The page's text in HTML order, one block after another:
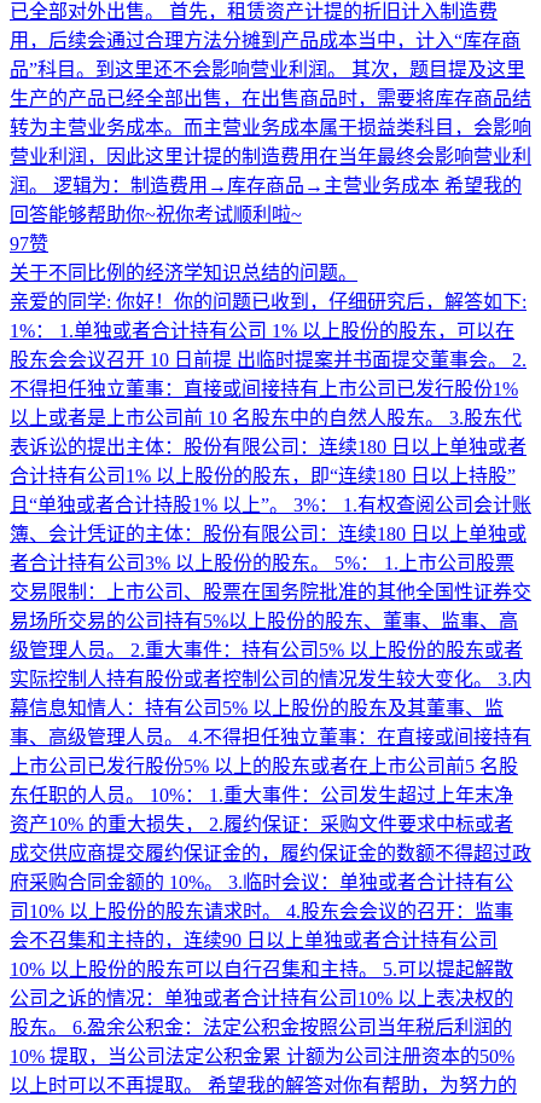
已全部对外出售。 首先，租赁资产计提的折旧计入制造费
用，后续会通过合理方法分摊到产品成本当中，计入“库存商
品”科目。到这里还不会影响营业利润。 其次，题目提及这里
生产的产品已经全部出售，在出售商品时，需要将库存商品结
转为主营业务成本。而主营业务成本属于损益类科目，会影响
营业利润，因此这里计提的制造费用在当年最终会影响营业利
润。 逻辑为：制造费用→库存商品→主营业务成本 希望我的
回答能够帮助你~祝你考试顺利啦~
97赞
关于不同比例的经济学知识总结的问题。
亲爱的同学: 你好！你的问题已收到，仔细研究后，解答如下:
1%： 1.单独或者合计持有公司 1% 以上股份的股东，可以在
股东会会议召开 10 日前提 出临时提案并书面提交董事会。 2.
不得担任独立董事：直接或间接持有上市公司已发行股份1%
以上或者是上市公司前 10 名股东中的自然人股东。 3.股东代
表诉讼的提出主体：股份有限公司：连续180 日以上单独或者
合计持有公司1% 以上股份的股东，即“连续180 日以上持股”
且“单独或者合计持股1% 以上”。 3%： 1.有权查阅公司会计账
簿、会计凭证的主体：股份有限公司：连续180 日以上单独或
者合计持有公司3% 以上股份的股东。 5%： 1.上市公司股票
交易限制：上市公司、股票在国务院批准的其他全国性证券交
易场所交易的公司持有5%以上股份的股东、董事、监事、高
级管理人员。 2.重大事件：持有公司5% 以上股份的股东或者
实际控制人持有股份或者控制公司的情况发生较大变化。 3.内
幕信息知情人：持有公司5% 以上股份的股东及其董事、监
事、高级管理人员。 4.不得担任独立董事：在直接或间接持有
上市公司已发行股份5% 以上的股东或者在上市公司前5 名股
东任职的人员。 10%： 1.重大事件：公司发生超过上年末净
资产10% 的重大损失， 2.履约保证：采购文件要求中标或者
成交供应商提交履约保证金的，履约保证金的数额不得超过政
府采购合同金额的 10%。 3.临时会议：单独或者合计持有公
司10% 以上股份的股东请求时。 4.股东会会议的召开：监事
会不召集和主持的，连续90 日以上单独或者合计持有公司
10% 以上股份的股东可以自行召集和主持。 5.可以提起解散
公司之诉的情况：单独或者合计持有公司10% 以上表决权的
股东。 6.盈余公积金：法定公积金按照公司当年税后利润的
10% 提取，当公司法定公积金累 计额为公司注册资本的50%
以上时可以不再提取。 希望我的解答对你有帮助，为努力的